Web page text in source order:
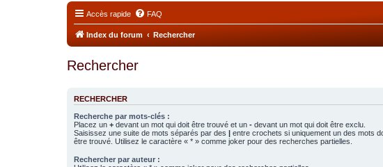
Accès rapide FAQ
Index du forum Rechercher
Rechercher
RECHERCHER
Recherche par mots-clés :
Placez un + devant un mot qui doit être trouvé et un - devant un mot qui doit être exclu.
Saisissez une suite de mots séparés par des | entre crochets si uniquement un des mots
être trouvé. Utilisez le caractère « * » comme joker pour des recherches partielles.
Rechercher par auteur :